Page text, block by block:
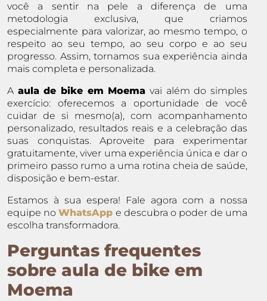
você a sentir na pele a diferença de uma
metodologia exclusiva, que criamos
especialmente para valorizar, ao mesmo tempo, o
respeito ao seu tempo, ao seu corpo e ao seu
progresso. Assim, tornamos sua experiência ainda
mais completa e personalizada.
A aula de bike em Moema vai além do simples
exercício: oferecemos a oportunidade de você
cuidar de si mesmo(a), com acompanhamento
personalizado, resultados reais e a celebração das
suas conquistas. Aproveite para experimentar
gratuitamente, viver uma experiência única e dar o
primeiro passo rumo a uma rotina cheia de saúde,
disposição e bem-estar.
Estamos à sua espera! Fale agora com a nossa
equipe noWhatsApp e descubra o poder de uma
escolha transformadora.
Perguntas frequentes
sobre aula de bike em
Moema